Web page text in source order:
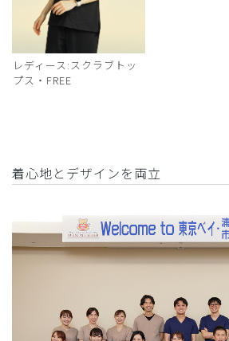
レディース:スクラブトッ
プス・FREE
着心地とデザインを両立